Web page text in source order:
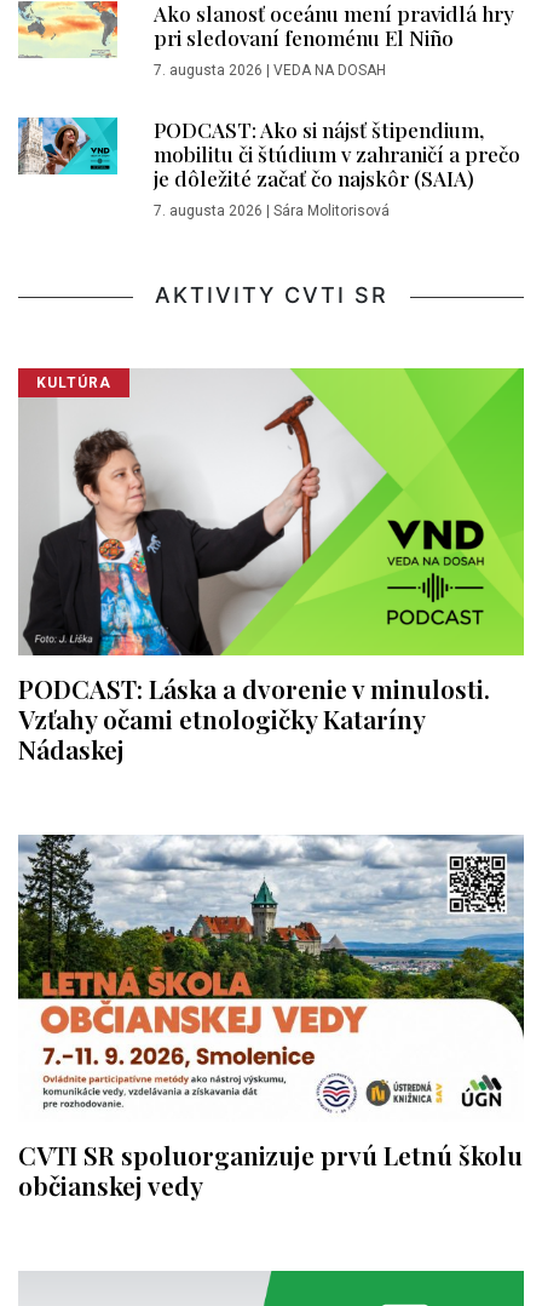
Ako slanosť oceánu mení pravidlá hry
pri sledovaní fenoménu El Niño
7. augusta 2026 VEDA NA DOSAH
PODCAST: Ako si nájsť štipendium,
mobilitu či štúdium v zahraničí a prečo
je dôležité začať čo najskôr (SAIA)
7. augusta 2026 Sára Molitorisová
AKTIVITY CVTI SR
KULTÚRA
PODCAST: Láska a dvorenie v minulosti.
Vzťahy očami etnologičky Kataríny
Nádaskej
CVTI SR spoluorganizuje prvú Letnú školu
občianskej vedy